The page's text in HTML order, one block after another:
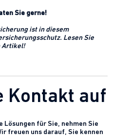
Sie gerne!
ist in diesem
Lesen Sie
Artikel!
Kontakt auf
Lösungen für Sie, nehmen Sie
freuen uns darauf, Sie kennen